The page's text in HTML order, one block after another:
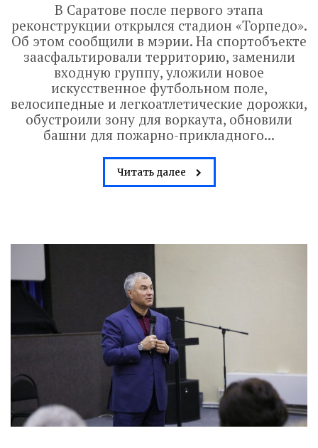
В Саратове после первого этапа
реконструкции открылся стадион «Торпедо».
Об этом сообщили в мэрии. На спортобъекте
заасфальтировали территорию, заменили
входную группу, уложили новое
искусственное футбольном поле,
велосипедные и легкоатлетические дорожки,
обустроили зону для воркаута, обновили
башни для пожарно-прикладного...
Читать далее
Володин: 31 августа
РАБОТЫ БУДУТ
ЗАВЕРШЕНЫ
Саратове. В настоящее время на
завершающий этап вышла
реконструкция крытого бассейна и
строительство открытого всепогодного
стадиона. Задача – сдать объекты до...